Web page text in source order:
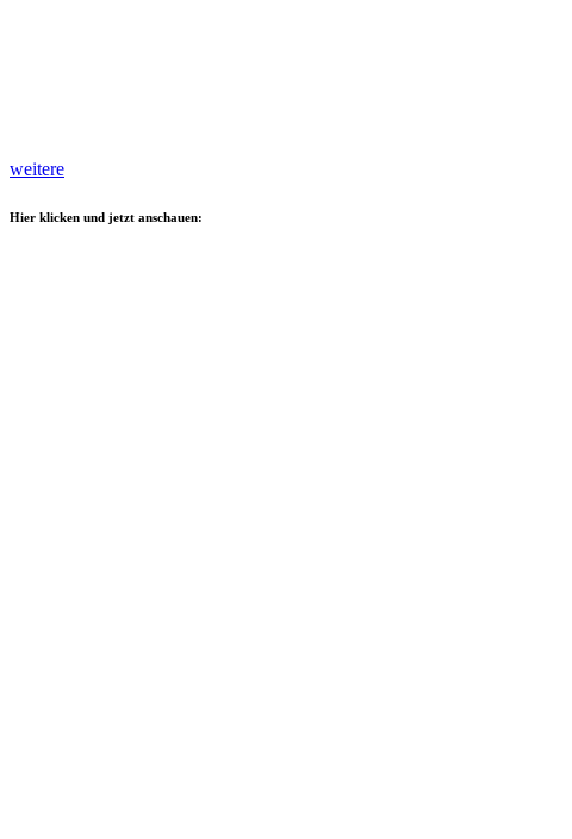
weitere
Hier klicken und jetzt anschauen: